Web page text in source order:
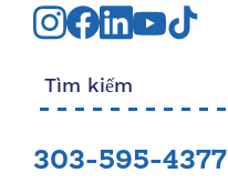
Tìm kiếm:
303-595-4377